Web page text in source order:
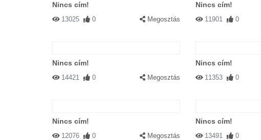
Nincs cím!
13025 0 Megosztás
Nincs cím!
11901 0
Nincs cím!
14421 0 Megosztás
Nincs cím!
11353 0
Nincs cím!
12076 0 Megosztás
Nincs cím!
13491 0